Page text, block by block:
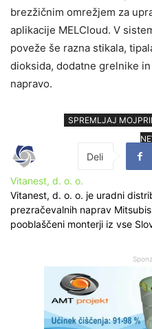
brezžičnim omrežjem za
aplikacije MELCloud. V
poveže še razna stikala,
dioksida, dodatne grelnike
napravo.
SPREMLJAJ
Vitanest, d. o. o.
Vitanest, d. o. o. je uradni
prezračevalnih naprav
pooblaščeni monterji iz vse